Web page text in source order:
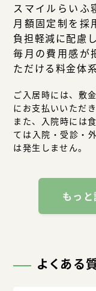
スマイルらいふ
月額固定制を採
負担軽減に配慮
毎月の費用感が
ただける料金体系
ご入居時には、敷
にお支払いいただき
また、入院時には
ては入院・受診・
は発生しません。
もっ
よくある